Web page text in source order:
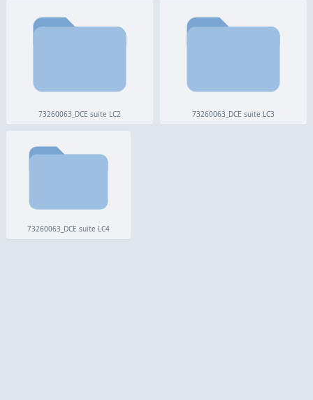
73260063_DCE suite LC2 73260063_DCE suite LC3
73260063_DCE suite LC4